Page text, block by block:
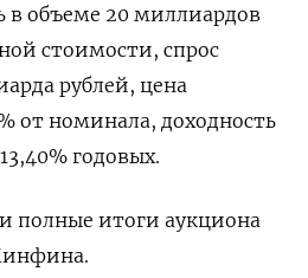
в объеме 20 миллиардов
стоимости, спрос
рублей, цена
от номинала, доходность
годовых.
полные итоги аукциона